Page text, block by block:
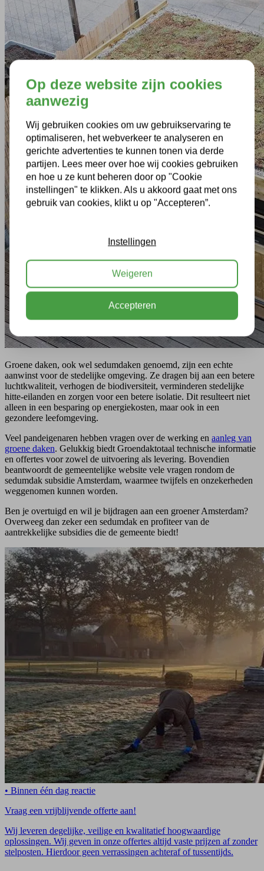
Groene daken, ook wel sedumdaken genoemd, zijn een echte
aanwinst voor de stedelijke omgeving. Ze dragen bij aan een betere
luchtkwaliteit, verhogen de biodiversiteit, verminderen stedelijke
hitte-eilanden en zorgen voor een betere isolatie. Dit resulteert niet
alleen in een besparing op energiekosten, maar ook in een
gezondere leefomgeving.
Veel pandeigenaren hebben vragen over de werking en aanleg van
groene daken. Gelukkig biedt Groendaktotaal technische informatie
en offertes voor zowel de uitvoering als levering. Bovendien
beantwoordt de gemeentelijke website vele vragen rondom de
sedumdak subsidie Amsterdam, waarmee twijfels en onzekerheden
weggenomen kunnen worden.
Ben je overtuigd en wil je bijdragen aan een groener Amsterdam?
Overweeg dan zeker een sedumdak en profiteer van de
aantrekkelijke subsidies die de gemeente biedt!
• Binnen één dag reactie
Vraag een vrijblijvende offerte aan!
Wij leveren degelijke, veilige en kwalitatief hoogwaardige
oplossingen. Wij geven in onze offertes altijd vaste prijzen af zonder
stelposten. Hierdoor geen verrassingen achteraf of tussentijds.
Op deze website zijn cookies
aanwezig
Wij gebruiken cookies om uw gebruikservaring te
optimaliseren, het webverkeer te analyseren en
gerichte advertenties te kunnen tonen via derde
partijen. Lees meer over hoe wij cookies gebruiken
en hoe u ze kunt beheren door op "Cookie
instellingen" te klikken. Als u akkoord gaat met ons
gebruik van cookies, klikt u op "Accepteren”.
Instellingen
Weigeren
Accepteren